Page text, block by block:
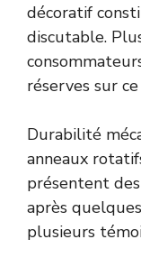
décoratif
discutable.
réserves sur
Durabilité
anneaux
présentent
après
plusieurs